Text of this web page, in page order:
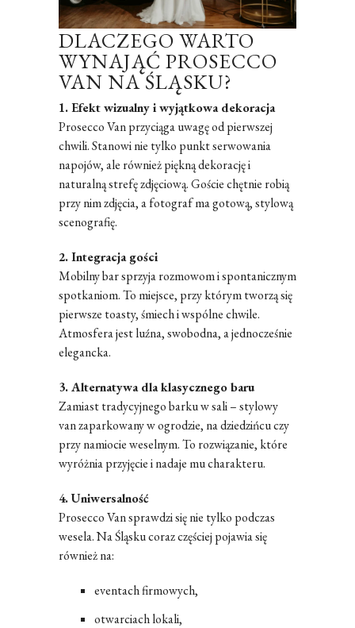
DLACZEGO WARTO
WYNAJĄĆ PROSECCO
VAN NA ŚLĄSKU?
1. Efekt wizualny i wyjątkowa dekoracja
Prosecco Van przyciąga uwagę od pierwszej
chwili. Stanowi nie tylko punkt serwowania
napojów, ale również piękną dekorację i
naturalną strefę zdjęciową. Goście chętnie robią
przy nim zdjęcia, a fotograf ma gotową, stylową
scenografię.
2. Integracja gości
Mobilny bar sprzyja rozmowom i spontanicznym
spotkaniom. To miejsce, przy którym tworzą się
pierwsze toasty, śmiech i wspólne chwile.
Atmosfera jest luźna, swobodna, a jednocześnie
elegancka.
3. Alternatywa dla klasycznego baru
Zamiast tradycyjnego barku w sali – stylowy
van zaparkowany w ogrodzie, na dziedzińcu czy
przy namiocie weselnym. To rozwiązanie, które
wyróżnia przyjęcie i nadaje mu charakteru.
4. Uniwersalność
Prosecco Van sprawdzi się nie tylko podczas
wesela. Na Śląsku coraz częściej pojawia się
również na:
eventach firmowych,
otwarciach lokali,